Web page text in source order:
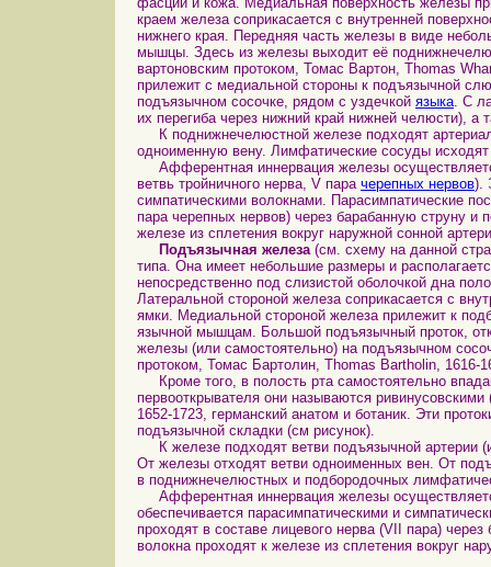
краем железа соприкасается с внутренней
нижнего края. Передняя часть железы в виде
мышцы. Здесь из железы выходит её
вартоновским протоком, Томас Вартон, Thomas
прилежит с медиальной стороны к подъязычной
подъязычном сосочке, рядом с уздечкой языка. С
их перегиба через нижний край нижней челюсти),
К поднижнечелюстной железе подходят
одноименную вену. Лимфатические сосуды
Афферентная иннервация железы
ветвь тройничного нерва, V пара черепных нервов).
симпатическими волокнами. Парасимпатические
пара черепных нервов) через барабанную струну и
железе из сплетения вокруг наружной сонной
Подъязычная железа(см. схему на данной
типа. Она имеет небольшие размеры и
непосредственно под слизистой оболочкой дна
Латеральной стороной железа соприкасается с
ямки. Медиальной стороной железа прилежит к
язычной мышцам. Большой подъязычный проток,
железы (или самостоятельно) на подъязычном
протоком, Томас Бартолин, Thomas Bartholin, 1616-
Кроме того, в полость рта самостоятельно
первооткрывателя они называются
1652-1723, германский анатом и ботаник. Эти
подъязычной складки (см рисунок).
К железе подходят ветви подъязычной артерии
От железы отходят ветви одноименных вен. От
в поднижнечелюстных и подбородочных
Афферентная иннервация железы
обеспечивается парасимпатическими и
проходят в составе лицевого нерва (VII пара)
волокна проходят к железе из сплетения вокруг